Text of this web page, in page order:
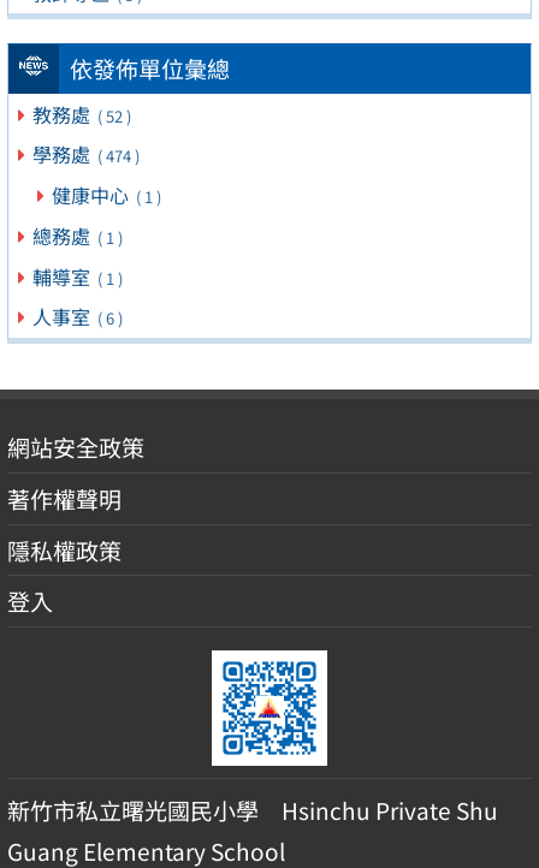
依發佈單位彙總
教務處 ( 52 )
學務處 ( 474 )
健康中心 ( 1 )
總務處 ( 1 )
輔導室 ( 1 )
人事室 ( 6 )
網站安全政策
著作權聲明
隱私權政策
登入
新竹市私立曙光國民小學 Hsinchu Private Shu
Guang Elementary School